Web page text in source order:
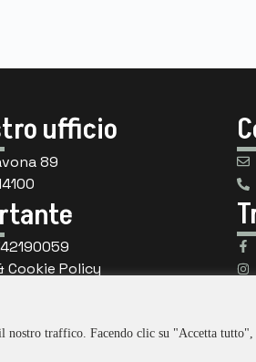
nostro traffico. Facendo clic su "Accetta tutto",
ufficio
89
Cookie Policy
Visiva Lab